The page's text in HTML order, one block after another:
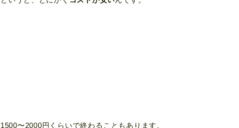
〜2000円くらいで終わることもあります。